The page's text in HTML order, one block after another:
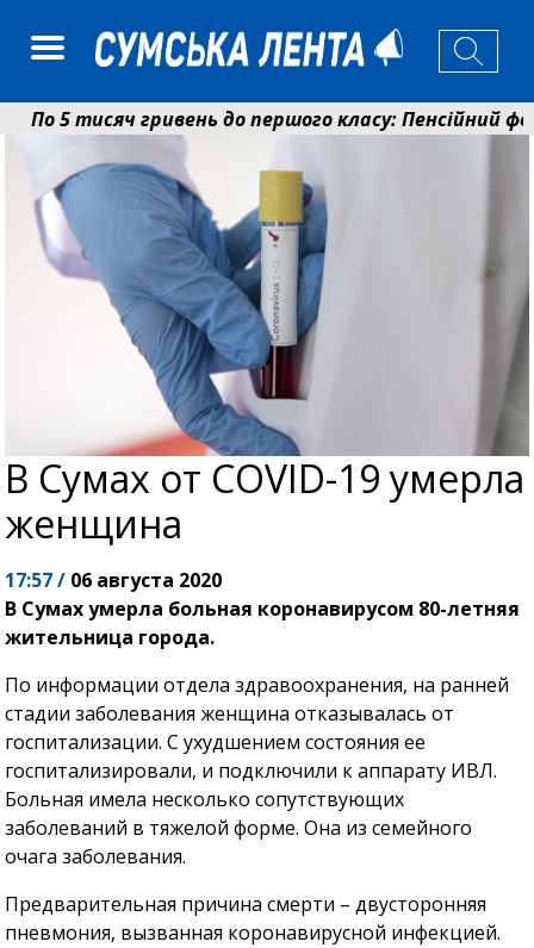
5 тисяч гривень до першого класу: Пенсійний
В Cумах от COVID-19 умерла
женщина
17:57 / 06 августа 2020
В Сумах умерла больная коронавирусом 80-летняя
жительница города.
По информации отдела здравоохранения, на ранней
стадии заболевания женщина отказывалась от
госпитализации. С ухудшением состояния ее
госпитализировали, и подключили к аппарату ИВЛ.
Больная имела несколько сопутствующих
заболеваний в тяжелой форме. Она из семейного
очага заболевания.
Предварительная причина смерти – двусторонняя
пневмония, вызванная коронавирусной инфекцией.